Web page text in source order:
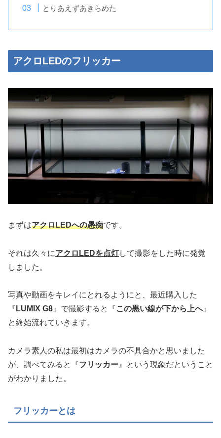
とりあえずあきらめた
アクロLEDのフリッカー
まずはアクロLEDへの愚痴です。
それは久々にアクロLEDを点灯して撮影をした時に発覚
しました。
写真や動画をキレイにとれるようにと、最近購入した
『 LUMIX G8 』で撮影すると『この黒い線が下から上へ』
と終始流れていきます。
カメラ素人の私は最初はカメラの不具合かと思いました
が、調べてみると『フリッカー 』という現象だということ
がわかりました。
フリッカーとは